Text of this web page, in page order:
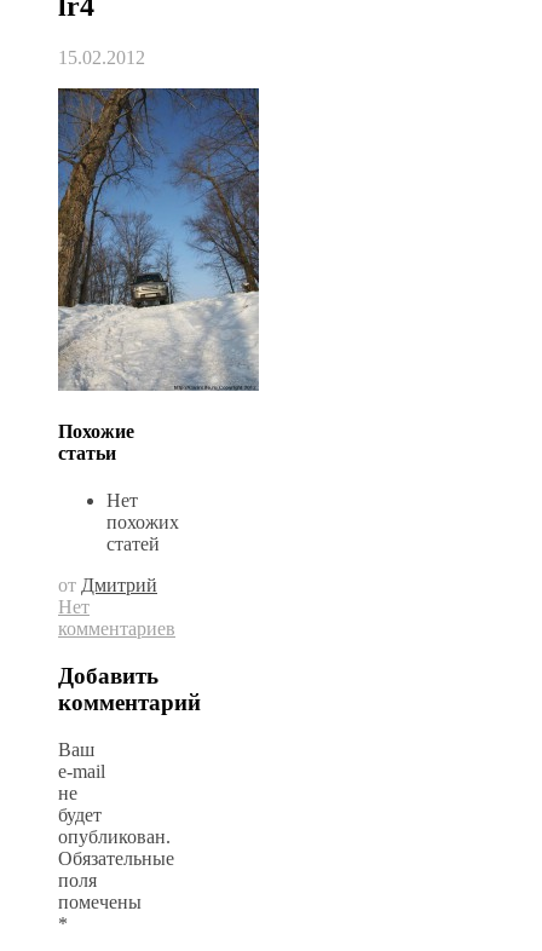
15.02.2012
Похожие
статьи
Нет
похожих
статей
от Дмитрий
Нет
комментариев
Добавить
комментарий
Ваш
e-mail
не
будет
опубликован.
Обязательные
поля
помечены
*